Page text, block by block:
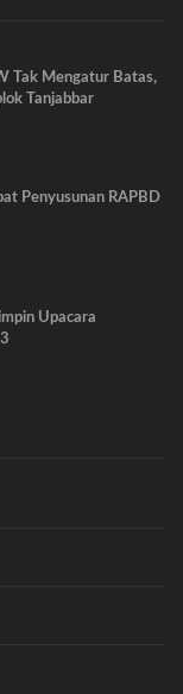
Tak Mengatur Batas,
Tanjabbar
Penyusunan RAPBD
Upacara